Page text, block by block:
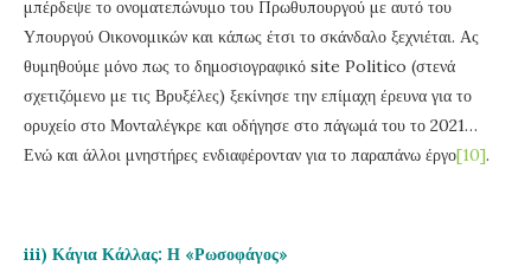
μπέρδεψε το ονοματεπώνυμο του Πρωθυπουργού με αυτό του
Υπουργού Οικονομικών και κάπως έτσι το σκάνδαλο ξεχνιέται. Ας
θυμηθούμε μόνο πως το δημοσιογραφικό site Politico (στενά
σχετιζόμενο με τις Βρυξέλες) ξεκίνησε την επίμαχη έρευνα για το
ορυχείο στο Μονταλέγκρε και οδήγησε στο πάγωμά του το 2021…
Ενώ και άλλοι μνηστήρες ενδιαφέρονταν για το παραπάνω έργο[10].
iii) Κάγια Κάλλας: Η «Ρωσοφάγος»